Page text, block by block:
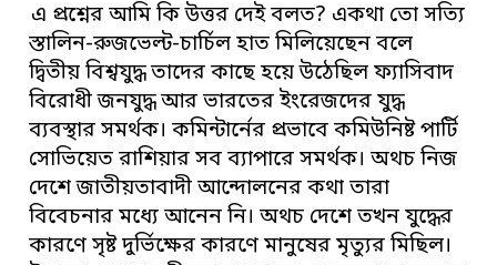
এ প্রশ্নের আমি কি উত্তর দেই বলত? একথা তো সত্যি
স্তালিন-রুজভেল্ট-চার্চিল হাত মিলিয়েছেন বলে
দ্বিতীয় বিশ্বযুদ্ধ তাদের কাছে হয়ে উঠেছিল ফ্যাসিবাদ
বিরোধী জনযুদ্ধ আর ভারতের ইংরেজদের যুদ্ধ
ব্যবস্থার সমর্থক। কমিন্টার্নের প্রভাবে কমিউনিষ্ট পার্টি
সোভিয়েত রাশিয়ার সব ব্যাপারে সমর্থক। অথচ নিজ
দেশে জাতীয়তাবাদী আন্দোলনের কথা তারা
বিবেচনার মধ্যে আনেন নি। অথচ দেশে তখন যুদ্ধের
কারণে সৃষ্ট দুর্ভিক্ষের কারণে মানুষের মৃত্যুর মিছিল।